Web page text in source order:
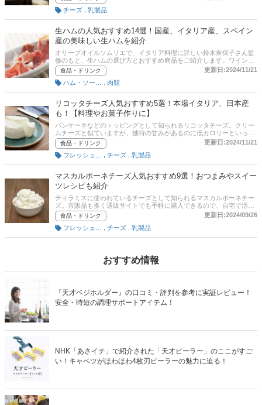
す。この記事では、オリーブオイルソムリエでイタリア料理に詳しい
鈴木奈保子さんにお話をうかがい、料理に合う美味しいパルメザンチ
ーズの選び方と、クラフト・雪印などの人気おすすめ商品をご紹介し
ます。さらに記事後半では、通販サイトの人気売れ筋ランキングもチ
ェックできます。気になる方は、ぜひ最後までご覧ください。
チーズ
乳製品
生ハムの人気おすすめ14選！国産、イタリア産、スペイン
産の美味しい生ハムを紹介
オリーブオイルソムリエで、イタリア料理に詳しい鈴木奈保子さん監
修のもと、生ハムの選び方とおすすめ商品をご紹介します。ワインや
ブランデーなどのおつまみや、サラダのトッピングとしても人気があ
ります。記事後半には通販サイトの人気売れ筋ランキングもあります
ので参考にしてみてください。
食品・ドリンク
更新日:2024/11/21
肉類
リコッタチーズ人気おすすめ5選！本場イタリア、日本産
も！【料理やお菓子作りに】
パンケーキなどのトッピングとして知られるリコッタチーズ。クリー
ムチーズと似ていますが、独特の甘みがあるのに低カロリーといった
魅力があります。この記事では、そんなリコッタチーズの選び方と市
販のおすすめ商品を紹介。本場のイタリア産のほか、鮮度の高い日本
（北海道）産商品もピックアップ！ パスタなどの料理やサラダ、お菓
子作りにも幅広く使えるリコッタチーズを、ぜひ食卓に取り入れてみ
てくださいね。後半には通販サイトの最新人気ランキングのリンクも
あるので、売れ筋や口コミ・評判なども確認してみましょう。
食品・ドリンク
更新日:2024/11/21
チーズ 乳製品
マスカルポーネチーズ人気おすすめ9選！おつまみやスイー
ツレシピも紹介
ティラミスに使われているチーズとして知られるマスカルポーネチー
ズ。市販品も多く通販サイトでも手軽に購入できるので、自宅で活用
したい人も多いでしょう。この記事では、料理のプロでイタリアソム
リエ協会正規コースオリーブオイルソムリエの鈴木奈保子さんと編集
部で厳選した、マスカルポーネチーズの上手な選び方とおすすめ商品
を紹介します。記事の後半にはAmazonや楽天など通販サイトの最新
食品・ドリンク
更新日:2024/09/26
チーズ 乳製品
おすすめ情報
『天才ベジホルダー』の口コミ・評判を参考に実証レビュー！
安全・時短の調理サポートアイテム！
NHK「あさイチ」で紹介された「天才ピーラー」のここがすご
い！キャベツがほわほわ4枚刃ピーラーの魅力に迫る！